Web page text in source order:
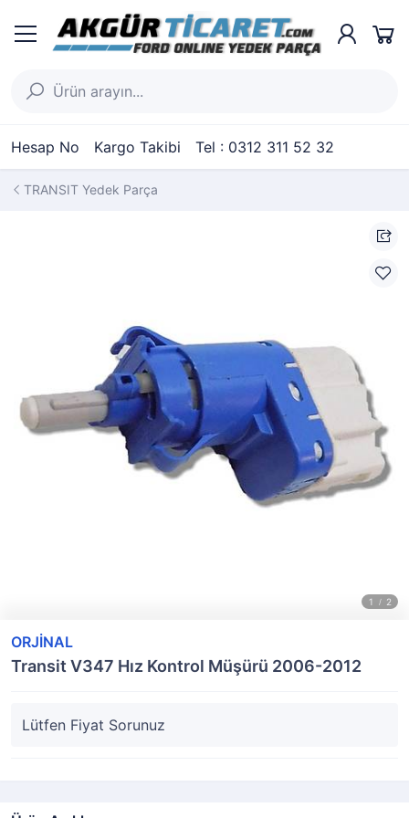
Hesap No Kargo Takibi Tel : 0312 311 52 32
TRANSIT Yedek Parça
ORJİNAL
Transit V347 Hız Kontrol Müşürü 2006-2012
Lütfen Fiyat Sorunuz